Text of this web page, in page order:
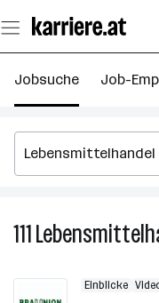
Seiteninhalt
springen
Jobsuche Job-
111
Einblicke